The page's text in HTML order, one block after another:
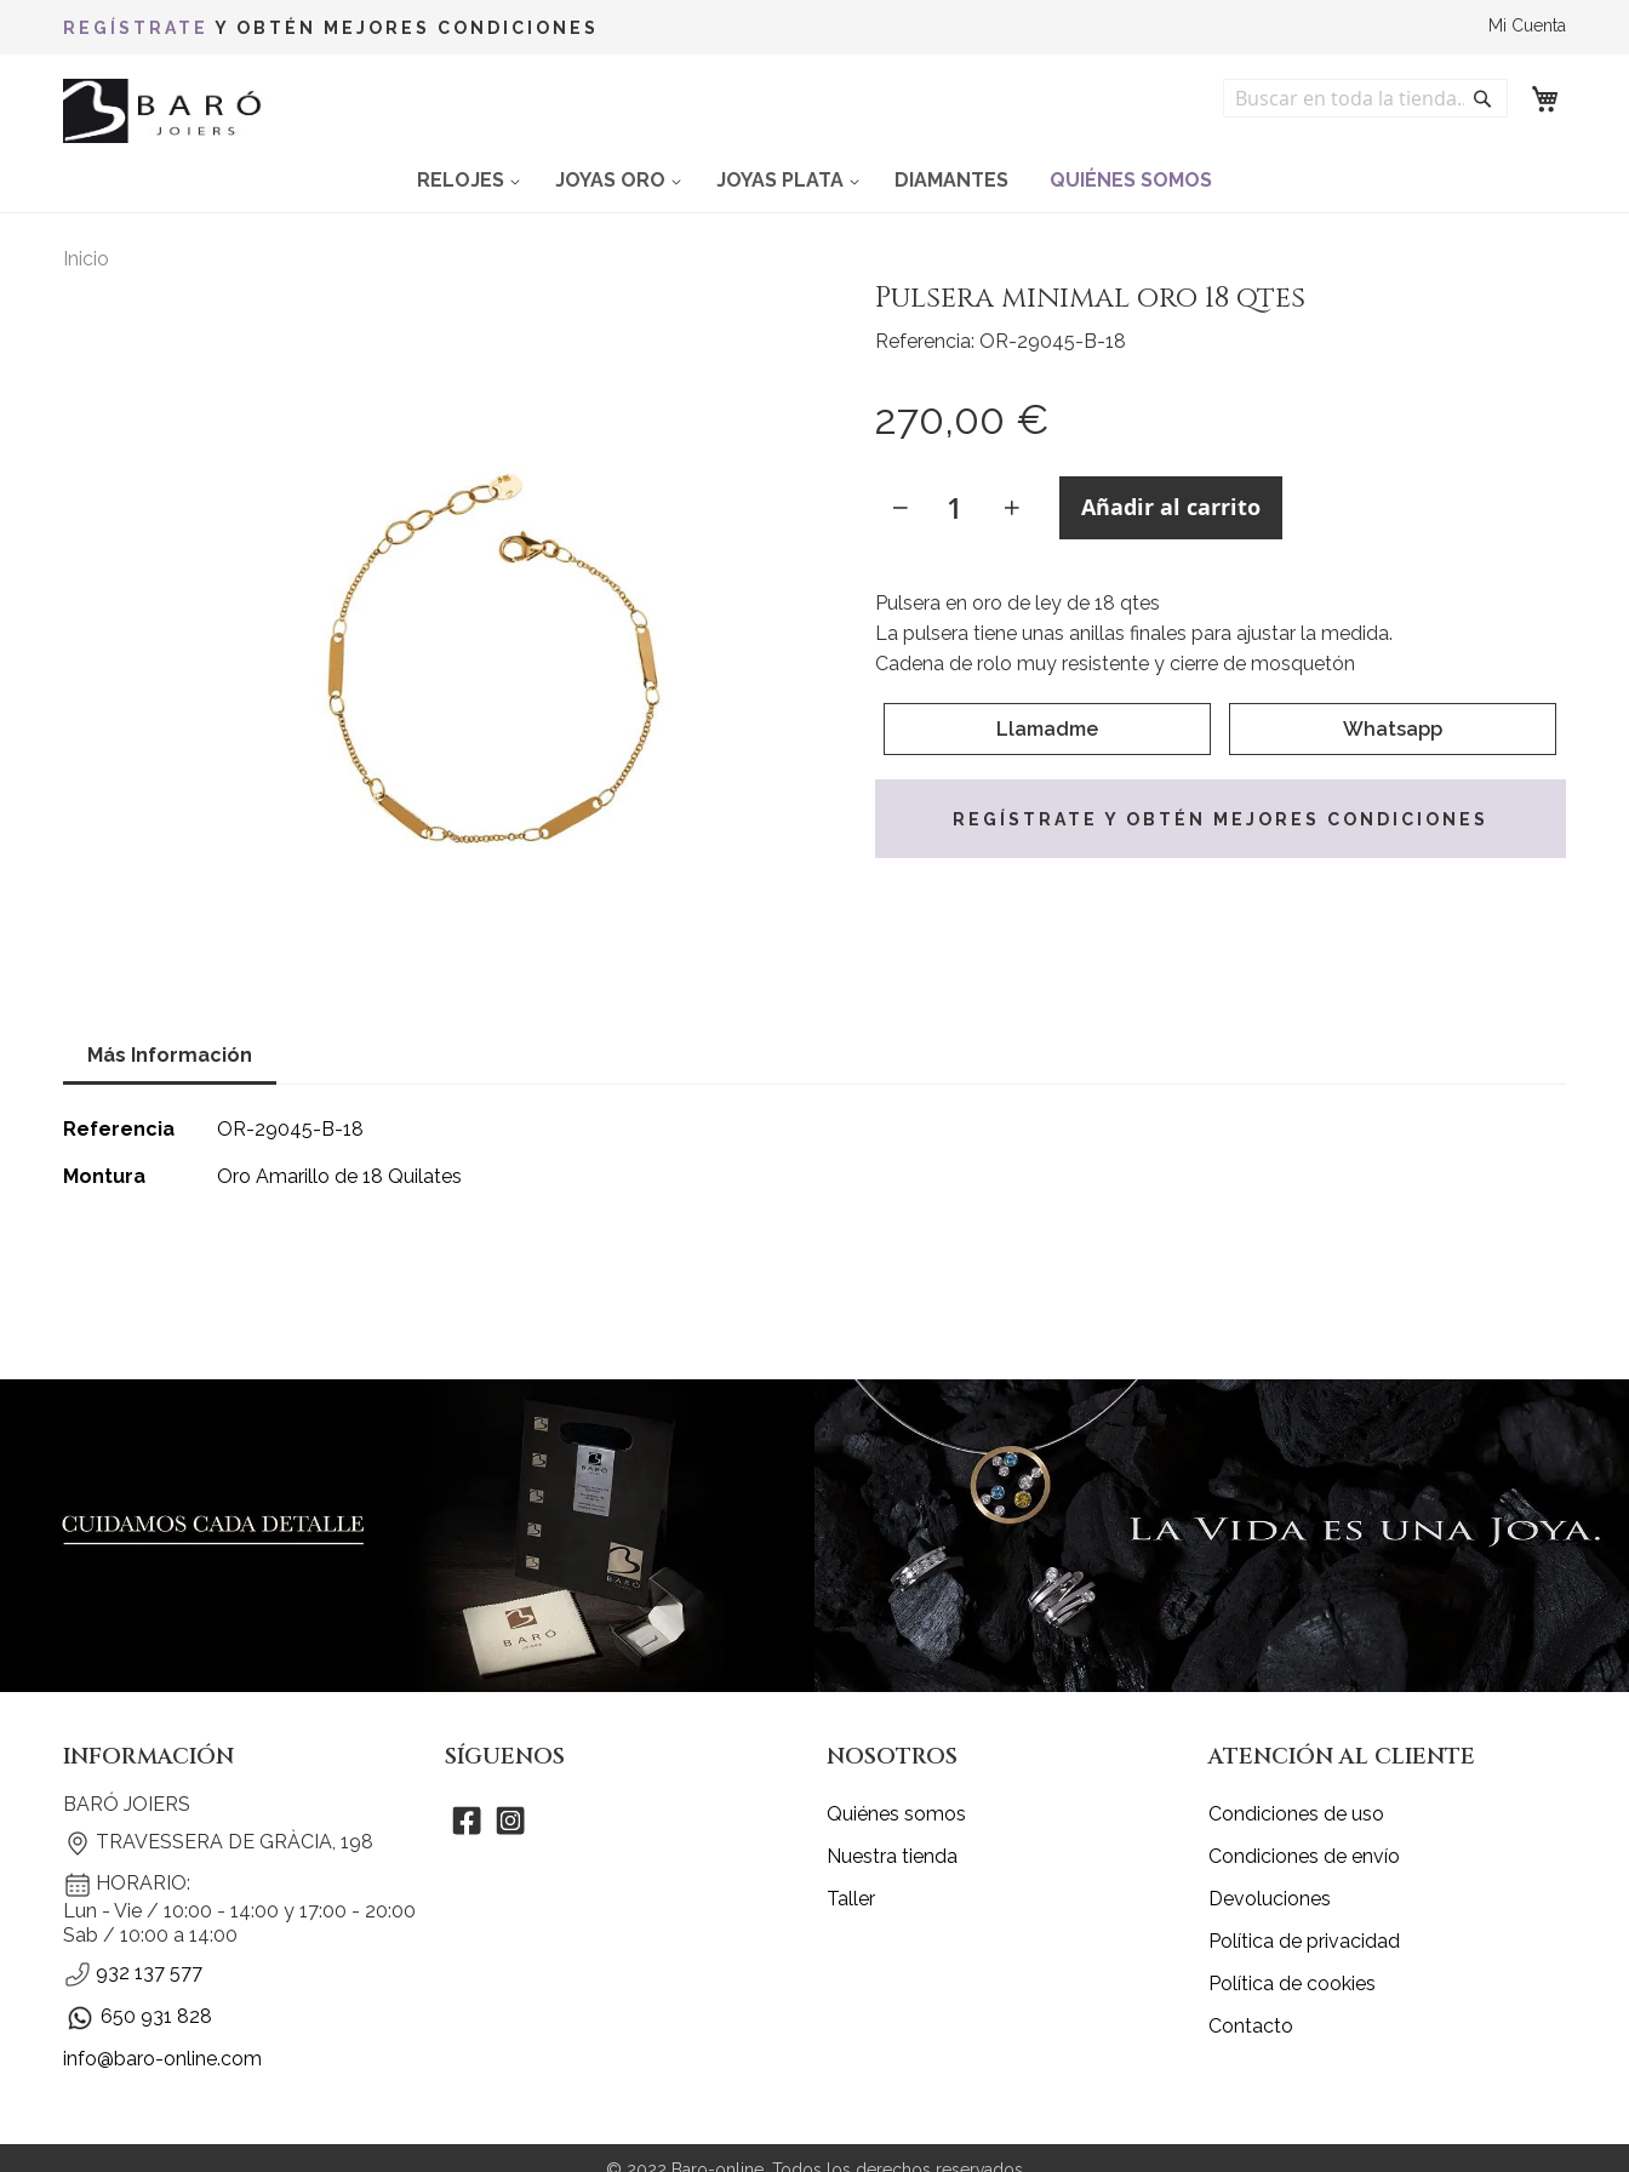
REGÍSTRATE Y OBTÉN MEJORES CONDICIONES Mi Cuenta
RELOJES JOYAS ORO JOYAS PLATA DIAMANTES QUIÉNES SOMOS
Inicio
comienzo
la
de
Pulsera minimal oro 18 qtes
Referencia: OR-29045-B-18
270,00 €
Añadir al carrito
Pulsera en oro de ley de 18 qtes
La pulsera tiene unas anillas finales para ajustar la medida.
Cadena de rolo muy resistente y cierre de mosquetón
Llamadme Whatsapp
REGÍSTRATE Y OBTÉN MEJORES CONDICIONES
Más Información
Más
Referencia OR-29045-B-18
Montura Oro Amarillo de 18 Quilates
INFORMACIÓN
BARÓ JOIERS
TRAVESSERA DE GRÀCIA, 198
HORARIO:
Lun - Vie / 10:00 - 14:00 y 17:00 - 20:00
Sab / 10:00 a 14:00
932 137 577
650 931 828
info@baro-online.com
SÍGUENOS NOSOTROS
Quiénes somos
Nuestra tienda
Taller
ATENCIÓN AL CLIENTE
Condiciones de uso
Condiciones de envío
Devoluciones
Política de privacidad
Política de cookies
Contacto